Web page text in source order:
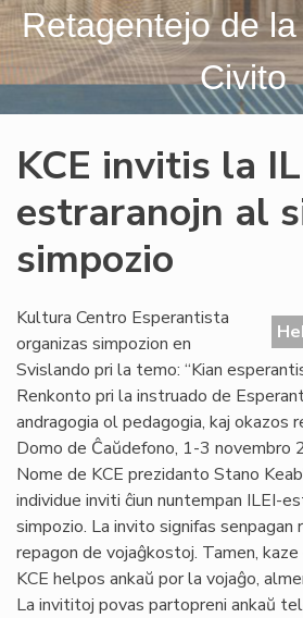
Retagentejo de
Civito
KCE invitis la
estraranojn al
simpozio
Kultura Centro Esperantista
organizas simpozion en
Svislando pri la temo: “Kian
Renkonto pri la instruado de
andragogia ol pedagogia, kaj okazos
Domo de Ĉaŭdefono, 1-3 novembro
Nome de KCE prezidanto Stano
individue inviti ĉiun nuntempan ILEI-
simpozio. La invito signifas senpagan
repagon de vojaĝkostoj. Tamen,
KCE helpos ankaŭ por la vojaĝo,
La invititoj povas partopreni ankaŭ